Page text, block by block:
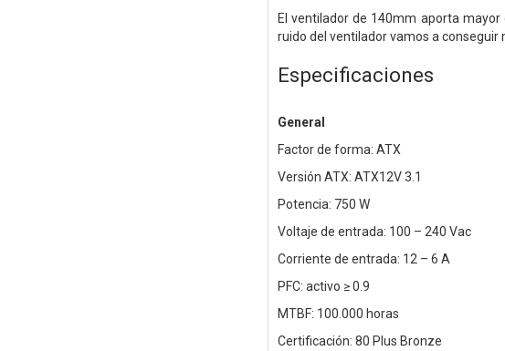
El ventilador de 140mm aporta
ruido del ventilador vamos a
Especificaciones
General
Factor de forma: ATX
Versión ATX: ATX12V 3.1
Potencia: 750 W
Voltaje de entrada: 100 – 240 Vac
Corriente de entrada: 12 – 6 A
PFC: activo ≥ 0.9
MTBF: 100.000 horas
Certificación: 80 Plus Bronze